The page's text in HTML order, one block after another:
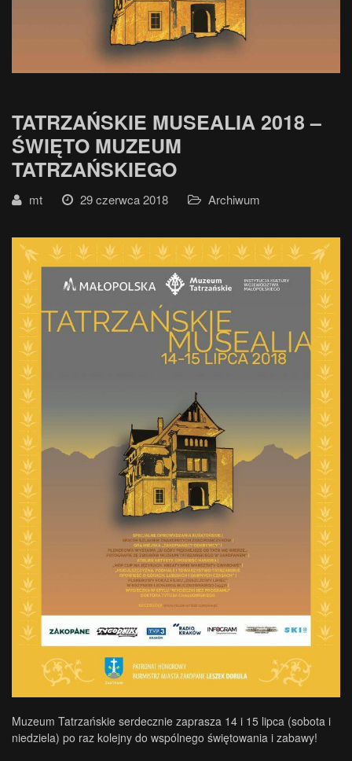
TATRZAŃSKIE MUSEALIA 2018 –
ŚWIĘTO MUZEUM
TATRZAŃSKIEGO
mt 29 czerwca 2018 Archiwum
Muzeum Tatrzańskie serdecznie zaprasza 14 i 15 lipca (sobota i
niedziela) po raz kolejny do wspólnego świętowania i zabawy!